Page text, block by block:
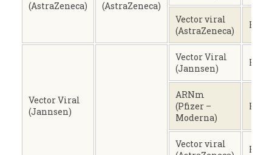
(AstraZeneca)
(AstraZeneca)
Vector viral
(AstraZeneca)
Vector Viral
(Jannsen)
Vector Viral
(Jannsen)
ARNm
(Pfizer –
Moderna)
Vector viral